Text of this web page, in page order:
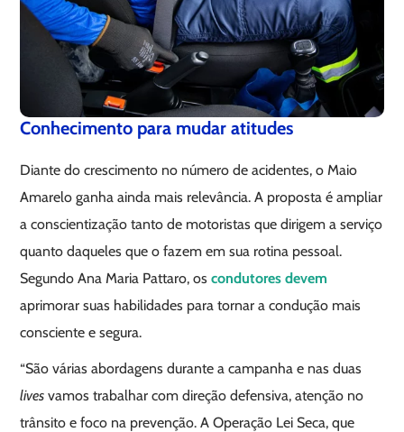
Conhecimento para mudar atitudes
Diante do crescimento no número de acidentes, o Maio
Amarelo ganha ainda mais relevância. A proposta é ampliar
a conscientização tanto de motoristas que dirigem a serviço
quanto daqueles que o fazem em sua rotina pessoal.
Segundo Ana Maria Pattaro, oscondutores devem
aprimorar suas habilidades para tornar a condução mais
consciente e segura.
“São várias abordagens durante a campanha e nas duas
lives vamos trabalhar com direção defensiva, atenção no
trânsito e foco na prevenção. A Operação Lei Seca, que